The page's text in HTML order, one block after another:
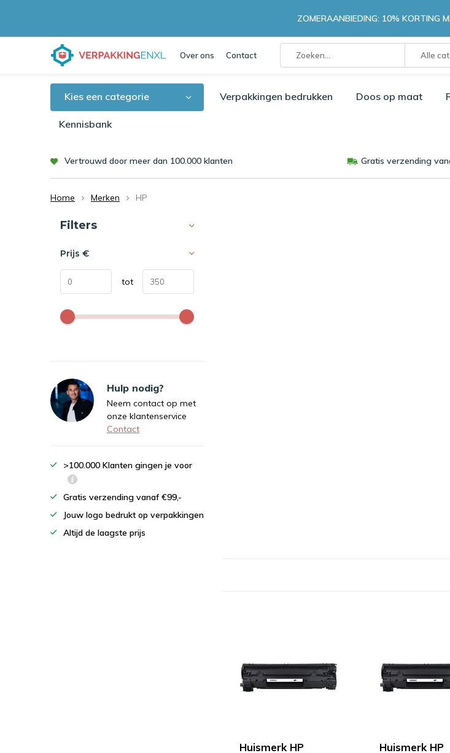
Over ons Contact Alle
ZOMERAANBIEDING: 10% KORTING
Kies een categorie Verpakkingen bedrukken Doos op maat
Kennisbank
Vertrouwd door meer dan 100.000 klanten Gratis verzending
Home Merken HP
Huismerk HP
Huismerk HP
Sorteren op:
Filters
Prijs €
tot
Hulp nodig?
Neem contact op met
onze klantenservice
Contact
>100.000 Klanten gingen je voor
Gratis verzending vanaf €99,-
Jouw logo bedrukt op verpakkingen
Altijd de laagste prijs